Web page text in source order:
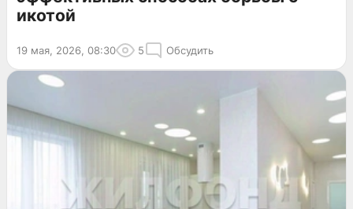
икотой
19 мая, 2026, 08:30 5 Обсудить